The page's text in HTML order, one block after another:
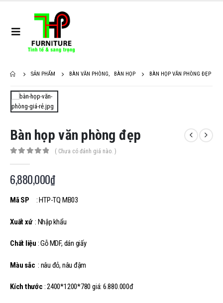
SẢN PHẨM BÀN VĂN PHÒNG, BÀN HỌP BÀN HỌP VĂN PHÒNG ĐẸP
Bàn họp văn phòng đẹp
( Chưa có đánh giá nào. )
6,880,000₫
Mã SP : HTP-TQ MB03
Xuất xứ: Nhập khẩu
Chất liệu : Gỗ MDF, dán giấy
Màu sắc : nâu đỏ, nâu đậm
Kích thước : 2400*1200*780 giá: 6.880.000đ